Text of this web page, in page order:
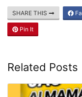
SHARE THIS
Pin It
Related Posts